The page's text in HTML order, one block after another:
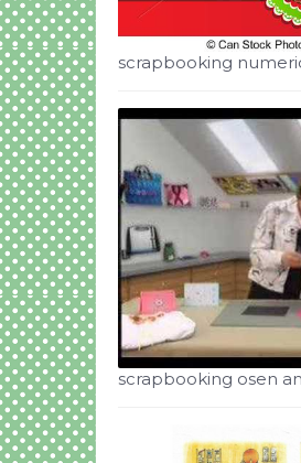
scrapbooking
scrapbooking osen